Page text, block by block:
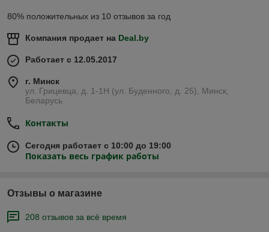
80% положительных из 10 отзывов за год
Компания продает на Deal.by
Работает с 12.05.2017
г. Минск
ул. Грицевца, д. 1-1Н (ул. Буденного, д. 25), Минск,
Беларусь
Контакты
Сегодня работает с 10:00 до 19:00
Показать весь график работы
Отзывы о магазине
208 отзывов за всё время